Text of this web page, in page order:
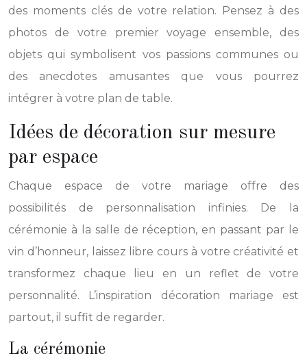
des moments clés de votre relation. Pensez à des
photos de votre premier voyage ensemble, des
objets qui symbolisent vos passions communes ou
des anecdotes amusantes que vous pourrez
intégrer à votre plan de table.
Idées de décoration sur mesure
par espace
Chaque espace de votre mariage offre des
possibilités de personnalisation infinies. De la
cérémonie à la salle de réception, en passant par le
vin d’honneur, laissez libre cours à votre créativité et
transformez chaque lieu en un reflet de votre
personnalité. L’inspiration décoration mariage est
partout, il suffit de regarder.
La cérémonie